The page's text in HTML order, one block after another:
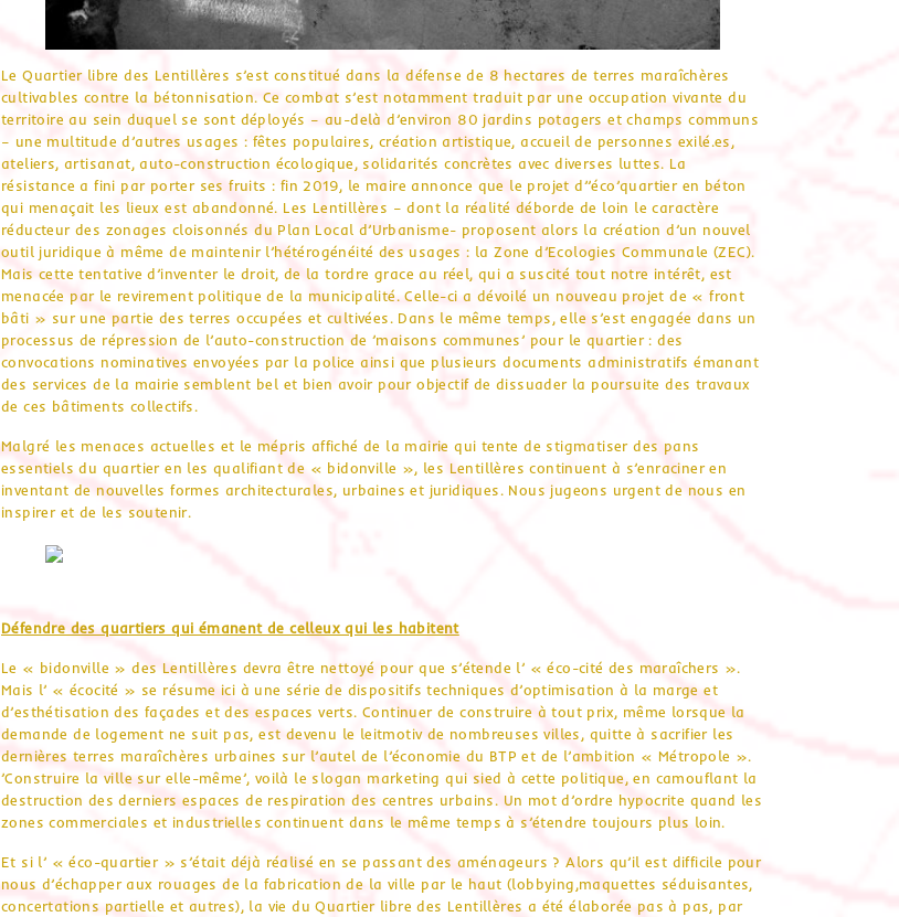
Le Quartier libre des Lentillères s’est constitué dans la défense de 8 hectares de terres maraîchères
cultivables contre la bétonnisation. Ce combat s’est notamment traduit par une occupation vivante du
territoire au sein duquel se sont déployés – au-delà d’environ 80 jardins potagers et champs communs
– une multitude d’autres usages : fêtes populaires, création artistique, accueil de personnes exilé.es,
ateliers, artisanat, auto-construction écologique, solidarités concrètes avec diverses luttes. La
résistance a fini par porter ses fruits : fin 2019, le maire annonce que le projet d’’éco’quartier en béton
qui menaçait les lieux est abandonné. Les Lentillères – dont la réalité déborde de loin le caractère
réducteur des zonages cloisonnés du Plan Local d’Urbanisme- proposent alors la création d’un nouvel
outil juridique à même de maintenir l’hétérogénéité des usages : la Zone d’Ecologies Communale (ZEC).
Mais cette tentative d’inventer le droit, de la tordre grace au réel, qui a suscité tout notre intérêt, est
menacée par le revirement politique de la municipalité. Celle-ci a dévoilé un nouveau projet de « front
bâti » sur une partie des terres occupées et cultivées. Dans le même temps, elle s’est engagée dans un
processus de répression de l’auto-construction de ’maisons communes’ pour le quartier : des
convocations nominatives envoyées par la police ainsi que plusieurs documents administratifs émanant
des services de la mairie semblent bel et bien avoir pour objectif de dissuader la poursuite des travaux
de ces bâtiments collectifs.
Malgré les menaces actuelles et le mépris affiché de la mairie qui tente de stigmatiser des pans
essentiels du quartier en les qualifiant de « bidonville », les Lentillères continuent à s’enraciner en
inventant de nouvelles formes architecturales, urbaines et juridiques. Nous jugeons urgent de nous en
inspirer et de les soutenir.
Défendre des quartiers qui émanent de celleux qui les habitent
Le « bidonville » des Lentillères devra être nettoyé pour que s’étende l’ « éco-cité des maraîchers ».
Mais l’ « écocité » se résume ici à une série de dispositifs techniques d’optimisation à la marge et
d’esthétisation des façades et des espaces verts. Continuer de construire à tout prix, même lorsque la
demande de logement ne suit pas, est devenu le leitmotiv de nombreuses villes, quitte à sacrifier les
dernières terres maraîchères urbaines sur l’autel de l’économie du BTP et de l’ambition « Métropole ».
’Construire la ville sur elle-même’, voilà le slogan marketing qui sied à cette politique, en camouflant la
destruction des derniers espaces de respiration des centres urbains. Un mot d’ordre hypocrite quand les
zones commerciales et industrielles continuent dans le même temps à s’étendre toujours plus loin.
Et si l’ « éco-quartier » s’était déjà réalisé en se passant des aménageurs ? Alors qu’il est difficile pour
nous d’échapper aux rouages de la fabrication de la ville par le haut (lobbying,maquettes séduisantes,
concertations partielle et autres), la vie du Quartier libre des Lentillères a été élaborée pas à pas, par